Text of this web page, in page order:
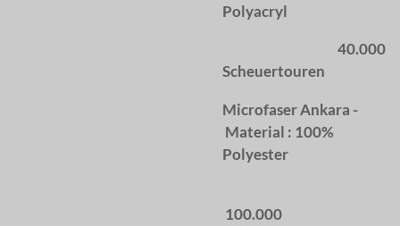
Polyacryl
40.000
Scheuertouren
Microfaser Ankara -
Material : 100%
Polyester
100.000